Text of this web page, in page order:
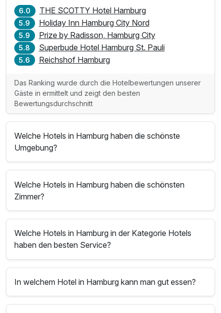
6.0 THE SCOTTY Hotel Hamburg
5.9 Holiday Inn Hamburg City Nord
5.9 Prize by Radisson, Hamburg City
5.8 Superbude Hotel Hamburg St. Pauli
5.6 Reichshof Hamburg
Das Ranking wurde durch die Hotelbewertungen unserer
Gäste in ermittelt und zeigt den besten
Bewertungsdurchschnitt
Welche Hotels in Hamburg haben die schönste
Umgebung?
Welche Hotels in Hamburg haben die schönsten
Zimmer?
Welche Hotels in Hamburg in der Kategorie Hotels
haben den besten Service?
In welchem Hotel in Hamburg kann man gut essen?